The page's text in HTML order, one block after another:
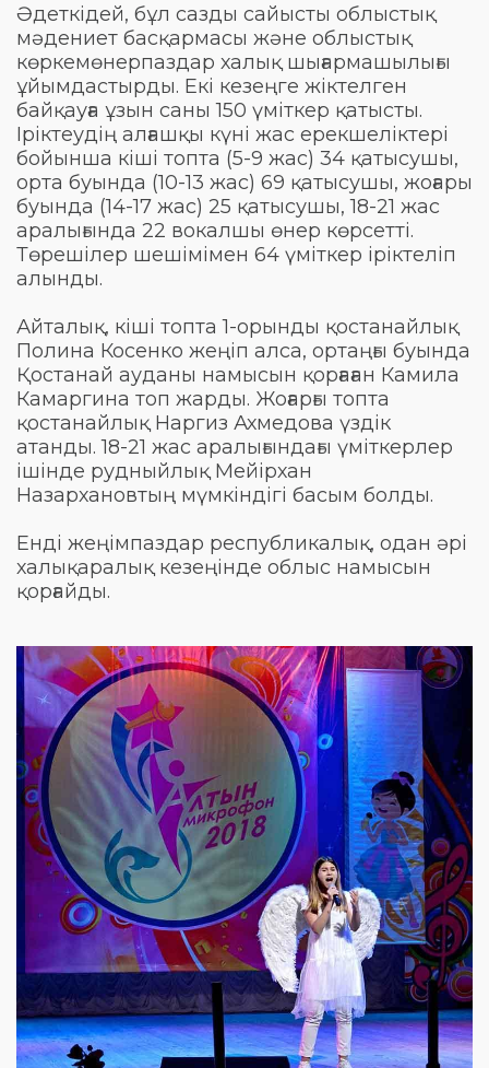
Әдеткідей, бұл сазды сайысты облыстық
мәдениет басқармасы және облыстық
көркемөнерпаздар халық шығармашылығы
ұйымдастырды. Екі кезеңге жіктелген
байқауға ұзын саны 150 үміткер қатысты.
Іріктеудің алғашқы күні жас ерекшеліктері
бойынша кіші топта (5-9 жас) 34 қатысушы,
орта буында (10-13 жас) 69 қатысушы, жоғары
буында (14-17 жас) 25 қатысушы, 18-21 жас
аралығында 22 вокалшы өнер көрсетті.
Төрешілер шешімімен 64 үміткер іріктеліп
алынды.
Айталық, кіші топта 1-орынды қостанайлық
Полина Косенко жеңіп алса, ортаңғы буында
Қостанай ауданы намысын қорғаған Камила
Камаргина топ жарды. Жоғарғы топта
қостанайлық Наргиз Ахмедова үздік
атанды. 18-21 жас аралығындағы үміткерлер
ішінде рудныйлық Мейірхан
Назархановтың мүмкіндігі басым болды.
Енді жеңімпаздар республикалық, одан әрі
халықаралық кезеңінде облыс намысын
қорғайды.